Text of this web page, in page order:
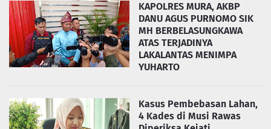
KAPOLRES MURA, AKBP
DANU AGUS PURNOMO SIK
MH BERBELASUNGKAWA
ATAS TERJADINYA
LAKALANTAS MENIMPA
YUHARTO
Kasus Pembebasan Lahan,
4 Kades di Musi Rawas